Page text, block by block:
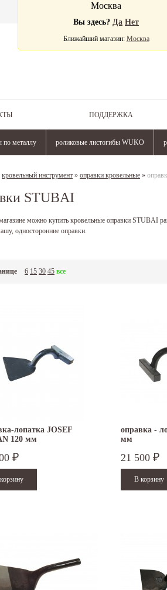
ПОДДЕРЖКА
по металлу роликовые листогибы WUKO
Москва
Вы здесь? Да Нет
Ближайший магазин: Москва
кровельный инструмент » оправки кровельные »
STUBAI
можно купить кровельные оправки STUBAI
односторонние оправки.
6 15 30 45 все
лопатка JOSEF
120 мм
₽
оправка -
мм
21 500 ₽